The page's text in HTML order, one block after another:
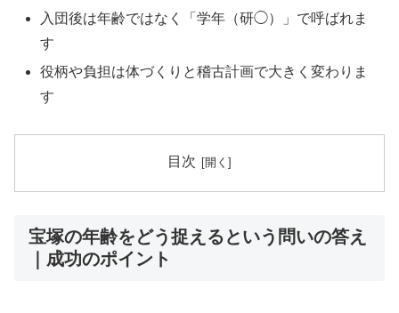
入団後は年齢ではなく「学年（研◯）」で呼ばれま
す
役柄や負担は体づくりと稽古計画で大きく変わりま
す
目次
宝塚の年齢をどう捉えるという問いの答え
｜成功のポイント